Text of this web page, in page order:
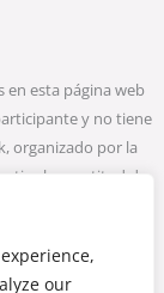
our
en esta página web
y no tiene
organizado por la
la exactitud de
Ni la Fundación
será considerada
que contiene.